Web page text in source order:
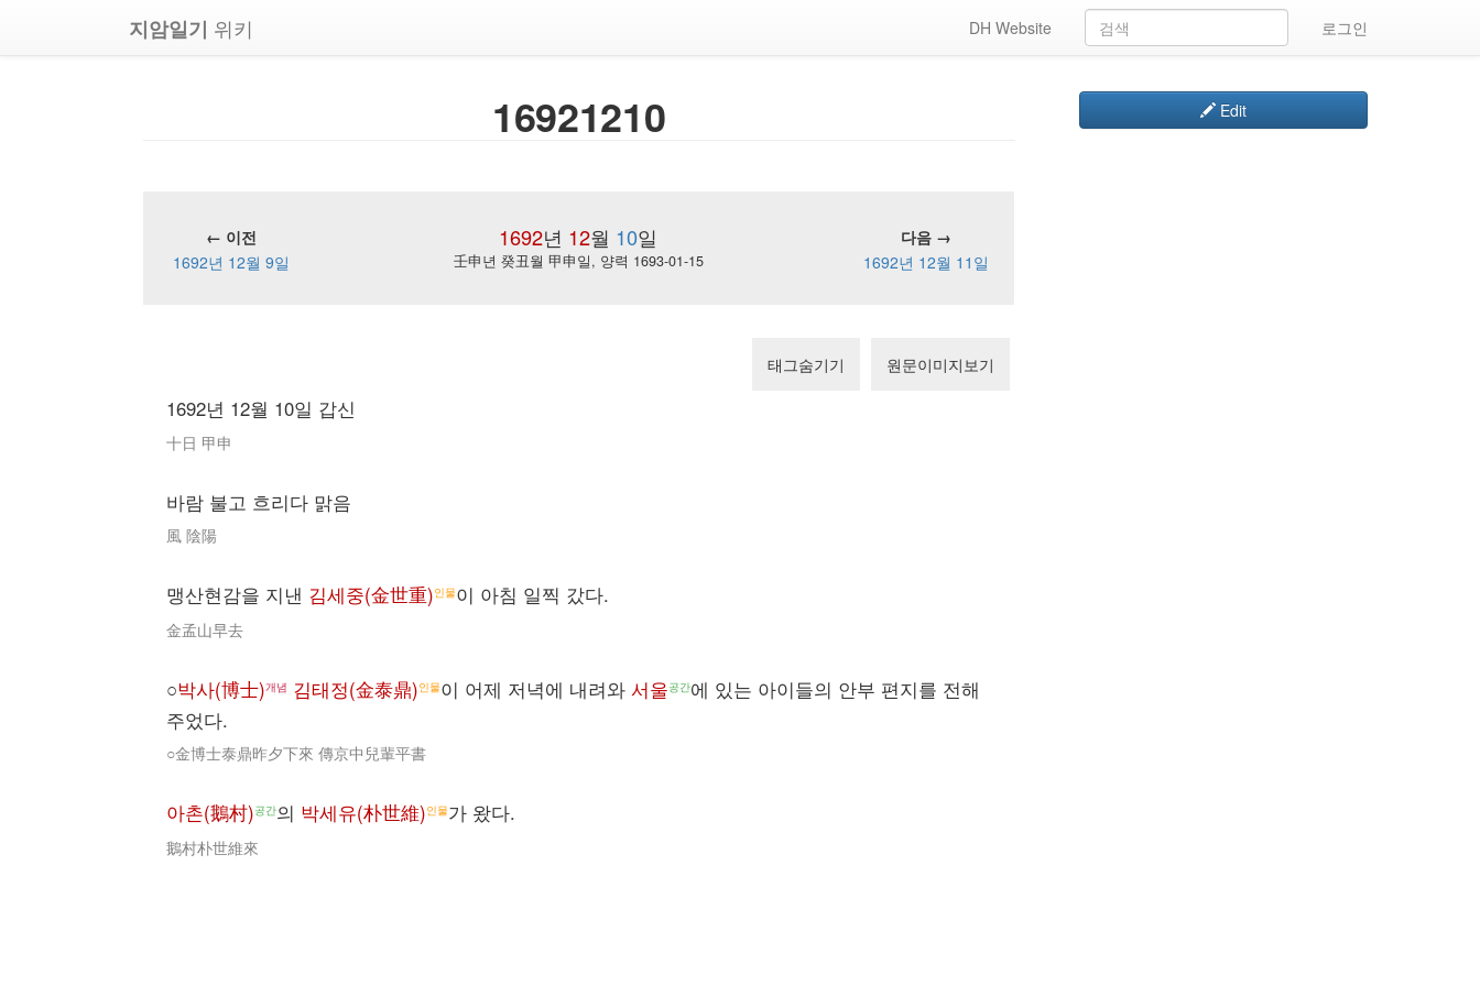
지암일기 위키 로그인
DH Website
16921210
1692년 12월 10일
← 이전
다음 →
1692년 12월 9일
壬申년 癸丑월 甲申일, 양력 1693-01-15 1692년 12월 11일
태그숨기기 원문이미지보기
1692년 12월 10일 갑신
十日 甲申
바람 불고 흐리다 맑음
風 陰陽
맹산현감을 지낸 김세중(金世重)인물이 아침 일찍 갔다.
金孟山早去
○박사(博士)개념 김태정(金泰鼎)인물이 어제 저녁에 내려와 서울공간에 있는 아이들의 안부 편지를 전해
주었다.
○金博士泰鼎昨夕下來 傳京中兒輩平書
아촌(鵝村)공간의 박세유(朴世維)인물가 왔다.
鵝村朴世維來
Edit